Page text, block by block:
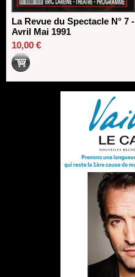
La Revue du Spectacle N° 7 -
Avril Mai 1991
10,00 €